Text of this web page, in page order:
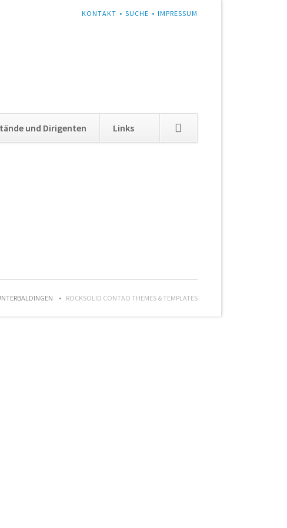
NAVIGATION
KONTAKT SUCHE IMPRESSUM
Navigation
überspringen
und Dirigenten Links
ROCKSOLID CONTAO THEMES & TEMPLATES